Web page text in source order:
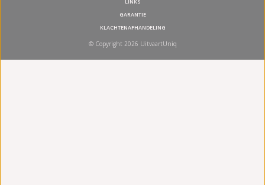
GARANTIE
KLACHTENAFHANDELING
© Copyright 2026 UitvaartUniq